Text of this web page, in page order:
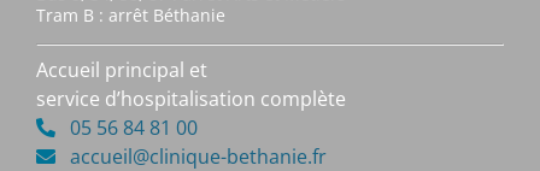
Tram B : arrêt Béthanie
Accueil principal et
service d’hospitalisation complète
05 56 84 81 00
accueil@clinique-bethanie.fr